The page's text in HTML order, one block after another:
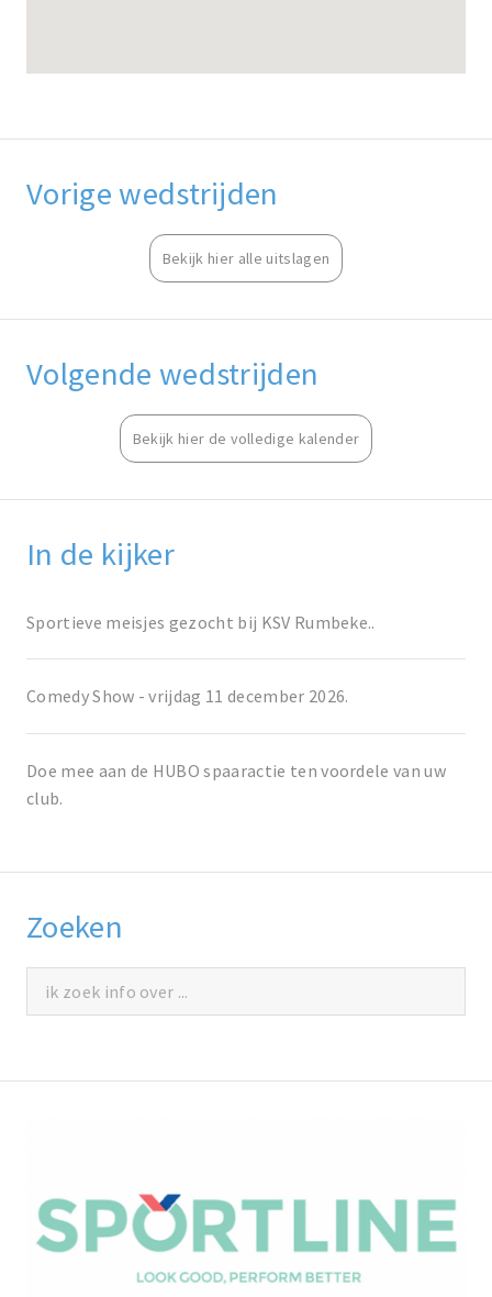
Vorige wedstrijden
Bekijk hier alle uitslagen
Volgende wedstrijden
Bekijk hier de volledige kalender
In de kijker
Sportieve meisjes gezocht bij KSV Rumbeke..
Comedy Show - vrijdag 11 december 2026.
Doe mee aan de HUBO spaaractie ten voordele van uw
club.
Zoeken